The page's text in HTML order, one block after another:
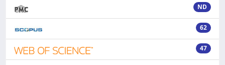
ND
62
47